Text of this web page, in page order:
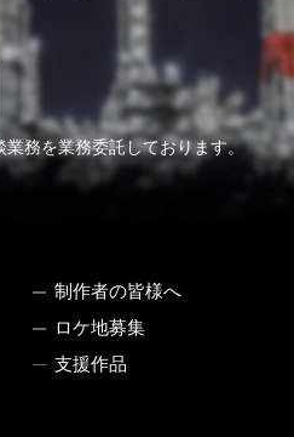
務を業務委託しております。
制作者の皆様へ
ロケ地募集
支援作品